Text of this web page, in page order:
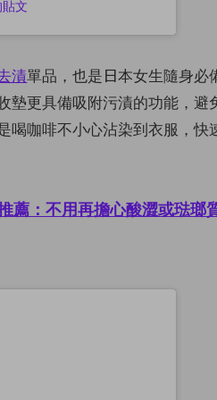
文
漬單品，也是日本女生隨身必
墊更具備吸附污漬的功能，避
喝咖啡不小心沾染到衣服，快
薦：不用再擔心酸澀或琺瑯